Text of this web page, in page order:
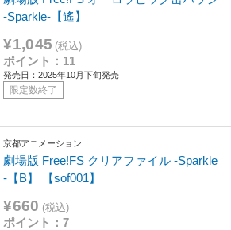
-Sparkle-【遙】
¥1,045 (税込)
ポイント：11
発売日：2025年10月下旬発売
限定数終了
京都アニメーション
劇場版 Free!FS クリアファイル -Sparkle
-【B】 【sof001】
¥660 (税込)
ポイント：7